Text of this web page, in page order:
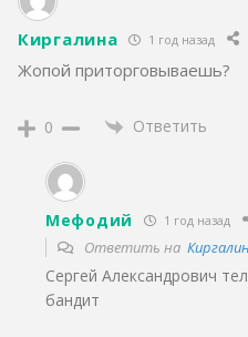
Киргалина 1 год назад
Жопой приторговываешь?
0 Ответить
Мефодий 1 год назад
Ответить на
Сергей Александрович
бандит